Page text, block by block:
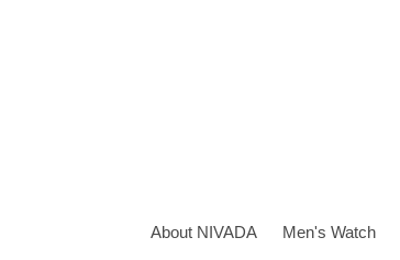
About NIVADA Men's Watch